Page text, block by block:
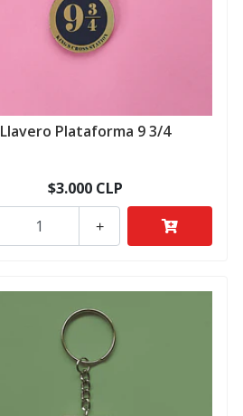
Llavero Plataforma 9 3/4
$3.000 CLP
+